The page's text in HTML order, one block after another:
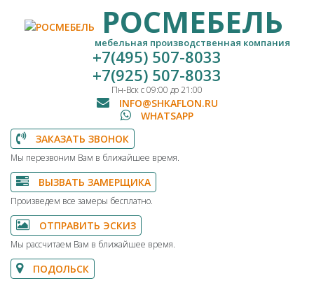
РОСМЕБЕЛЬ
мебельная производственная компания
+7(495) 507-8033
+7(925) 507-8033
Пн-Вск с 09:00 до 21:00
INFO@SHKAFLON.RU
WHATSAPP
ЗАКАЗАТЬ ЗВОНОК
Мы перезвоним Вам в ближайшее время.
ВЫЗВАТЬ ЗАМЕРЩИКА
Произведем все замеры бесплатно.
ОТПРАВИТЬ ЭСКИЗ
Мы рассчитаем Вам в ближайшее время.
ПОДОЛЬСК